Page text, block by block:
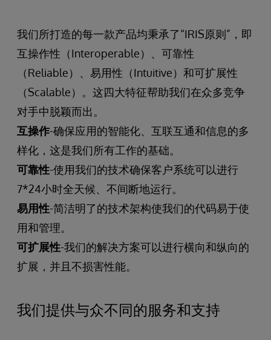
我们所打造的每一款产品均秉承了“IRIS原则”，即
互操作性（Interoperable）、可靠性
（Reliable）、易用性（Intuitive）和可扩展性
（Scalable）。这四大特征帮助我们在众多竞争
对手中脱颖而出。
互操作-确保应用的智能化、互联互通和信息的多
样化，这是我们所有工作的基础。
可靠性-使用我们的技术确保客户系统可以进行
7*24小时全天候、不间断地运行。
易用性-简洁明了的技术架构使我们的代码易于使
用和管理。
可扩展性-我们的解决方案可以进行横向和纵向的
扩展，并且不损害性能。
我们提供与众不同的服务和支持